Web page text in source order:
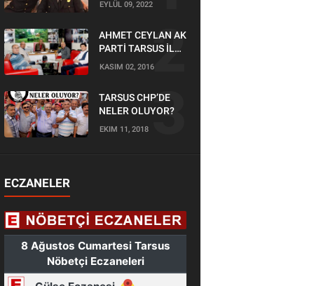
EYLÜL 09, 2022
AHMET CEYLAN AK
PARTİ TARSUS İLÇE
BAŞKANLIĞI İÇİN
KASIM 02, 2016
TARSUS CHP’DE
NELER OLUYOR?
EKIM 11, 2018
ECZANELER